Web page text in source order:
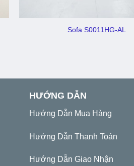
Sofa S0011HG-AL
HƯỚNG DẪN
Hướng Dẫn Mua Hàng
Hướng Dẫn Thanh Toán
Hướng Dẫn Giao Nhận